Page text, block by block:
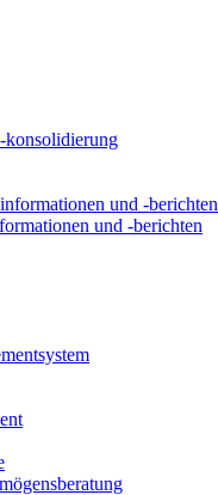
konsolidierung
und -berichten
und -berichten